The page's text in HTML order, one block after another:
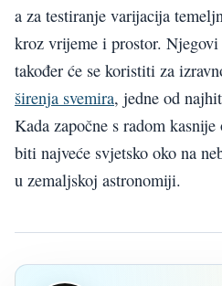
a za testiranje varijacija
kroz vrijeme i prostor. Njegovi
također će se koristiti za
širenja svemira, jedne od
Kada započne s radom
biti najveće svjetsko oko na
u zemaljskoj astronomiji.